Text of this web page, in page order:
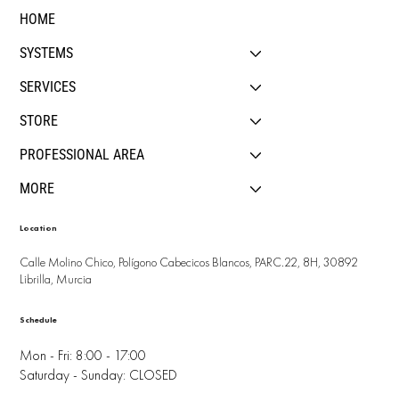
HOME
SYSTEMS
SERVICES
STORE
PROFESSIONAL AREA
MORE
Location
Calle Molino Chico, Polígono Cabecicos Blancos, PARC.22, 8H, 30892
Librilla, Murcia
Mon - Fri: 8:00 - 17:00
Saturday - Sunday: CLOSED
Schedule